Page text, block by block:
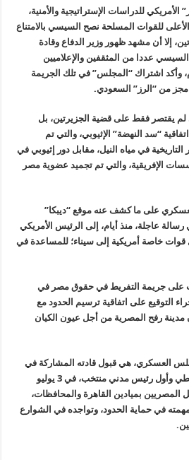
للدراسات الإستراتيجية والأمنية،
للقوات المسلحة نصح السيسي بالامتناع
إلا أن مشهد ظهور وزير الدفاع وقادة
عددا من المثقفين والإعلاميين
وأكد اشتراك “المجلس” في تلك الجريمة
مجز من “الرز” السعودي.
يقتصر فقط على قضية الجزيرتين، بل
“سد النهضة” الإثيوبي، والتي تم
في مياه النيل، مقابل دور إثيوبي في
الإفريقية، والتي تم تجميد عضوية مصر
على ما كشف عنه موقع “ديبكا”
عاجلة، منذ أيام، إلى الرئيس الأمريكي
قوات خاصة أمريكية إلى سيناء؛ للمساعدة في
على جريمة التفريط في حقوق مصر في
التوقيع على اتفاقية ترسيم الحدود مع
مدينة رفح المصرية من أجل عيون الكيان
العسكري، هي قبول قادته المشاركة في
الانقلاب على المسار الديمقراطي وأول رئيس مدني منتخب، في 3 يوليو
المصريين بميادين القاهرة والمحافظات،
في حماية الحدود، وتواجده في الشوارع
.